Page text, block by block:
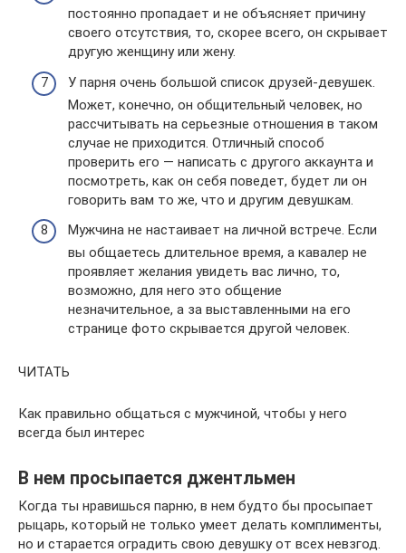
постоянно пропадает и не объясняет причину
своего отсутствия, то, скорее всего, он скрывает
другую женщину или жену.
У парня очень большой список друзей-девушек.
Может, конечно, он общительный человек, но
рассчитывать на серьезные отношения в таком
случае не приходится. Отличный способ
проверить его — написать с другого аккаунта и
посмотреть, как он себя поведет, будет ли он
говорить вам то же, что и другим девушкам.
Мужчина не настаивает на личной встрече. Если
вы общаетесь длительное время, а кавалер не
проявляет желания увидеть вас лично, то,
возможно, для него это общение
незначительное, а за выставленными на его
странице фото скрывается другой человек.
ЧИТАТЬ
Как правильно общаться с мужчиной, чтобы у него
всегда был интерес
В нем просыпается джентльмен
Когда ты нравишься парню, в нем будто бы просыпает
рыцарь, который не только умеет делать комплименты,
но и старается оградить свою девушку от всех невзгод.